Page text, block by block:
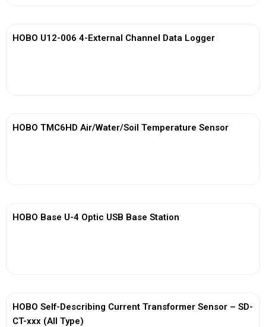
HOBO U12-006 4-External Channel Data Logger
HOBO TMC6HD Air/Water/Soil Temperature Sensor
HOBO Base U-4 Optic USB Base Station
HOBO Self-Describing Current Transformer Sensor – SD-
CT-xxx (All Type)